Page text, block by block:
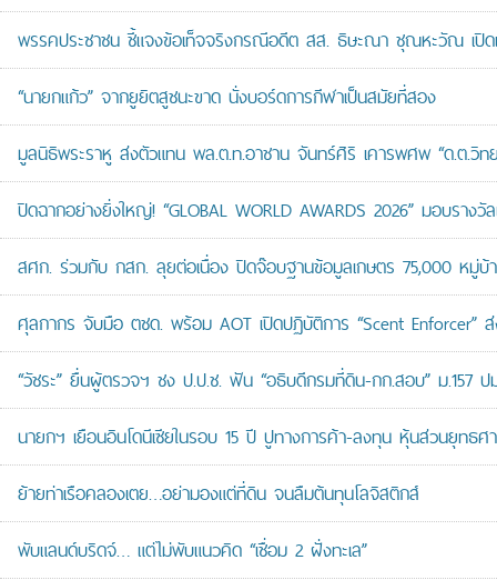
พรรคประชาชน ชี้แจงข้อเท็จจริงกรณีอดีต สส. ธิษะณา ชุณหะวัณ เปิด
“นายกแก้ว” จากยูยิตสูชนะขาด นั่งบอร์ดการกีฬาเป็นสมัยที่สอง
มูลนิธิพระราหู ส่งตัวแทน พล.ต.ท.อาชาน จันทร์ศิริ เคารพศพ “ด.ต.วิท
ปิดฉากอย่างยิ่งใหญ่! “GLOBAL WORLD AWARDS 2026” มอบรา
สศก. ร่วมกับ กสก. ลุยต่อเนื่อง ปิดจ๊อบฐานข้อมูลเกษตร 75,000 หมู่
ศุลกากร จับมือ ตชด. พร้อม AOT เปิดปฏิบัติการ “Scent Enforcer”
“วัชระ” ยื่นผู้ตรวจฯ ชง ป.ป.ช. ฟัน “อธิบดีกรมที่ดิน-กก.สอบ” ม.157 ป
นายกฯ เยือนอินโดนีเซียในรอบ 15 ปี ปูทางการค้า-ลงทุน หุ้นส่วนยุทธศ
ย้ายท่าเรือคลองเตย…อย่ามองแต่ที่ดิน จนลืมต้นทุนโลจิสติกส์
พับแลนด์บริดจ์… แต่ไม่พับแนวคิด “เชื่อม 2 ฝั่งทะเล”